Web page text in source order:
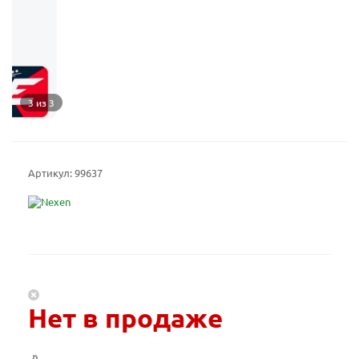
3 из 3
Артикул:99637
Нет в продаже